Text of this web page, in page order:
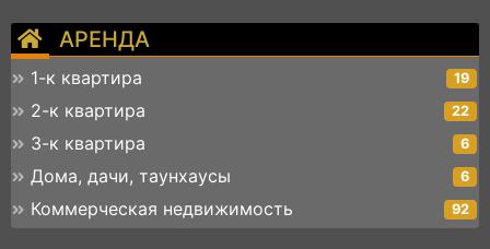
АРЕНДА
1-к квартира 19
2-к квартира 22
3-к квартира 6
Дома, дачи, таунхаусы 6
Коммерческая недвижимость 92